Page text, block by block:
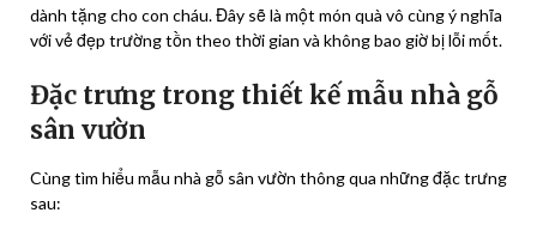
dành tặng cho con cháu. Đây sẽ là một món quà vô cùng ý nghĩa
với vẻ đẹp trường tồn theo thời gian và không bao giờ bị lỗi mốt.
Đặc trưng trong thiết kế mẫu nhà gỗ
sân vườn
Cùng tìm hiểu mẫu nhà gỗ sân vườn thông qua những đặc trưng
sau: